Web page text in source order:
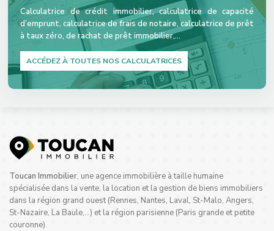
Calculatrice de crédit immobilier, calculatrice de capacité
d’emprunt, calculatrice de frais de notaire, calculatrice de prêt
à taux zéro, de rachat de prêt immobilier,…
ACCÉDEZ À TOUTES NOS CALCULATRICES
Toucan Immobilier, une agence immobilière à taille humaine
spécialisée dans la vente, la location et la gestion de biens immobiliers
dans la région grand ouest (Rennes, Nantes, Laval, St-Malo, Angers,
St-Nazaire, La Baule,…) et la région parisienne (Paris grande et petite
couronne).